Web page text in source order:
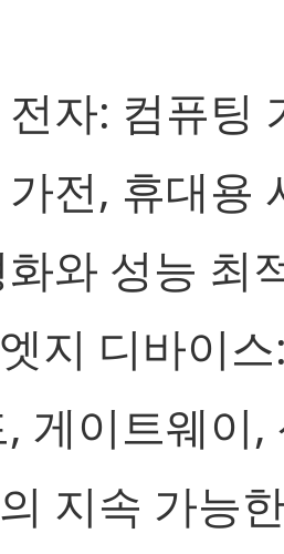
자: 컴퓨팅
전, 휴대용
와 성능 최
지 디바이
게이트웨이,
지속 가능